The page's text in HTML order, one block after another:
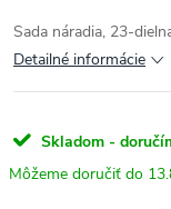
Sada náradia, 23-
Detailné informácie
Skladom -